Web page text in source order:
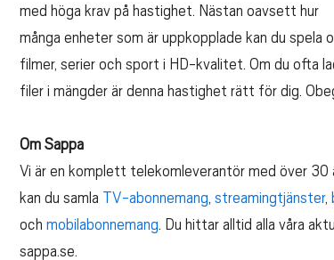
med höga krav på hastighet. Nästan oavsett hur
många enheter som är uppkopplade kan du spela
filmer, serier och sport i HD-kvalitet. Om du ofta
filer i mängder är denna hastighet rätt för dig.
Om Sappa
Vi är en komplett telekomleverantör med över 30
kan du samla TV-abonnemang, streamingtjänster,
och mobilabonnemang. Du hittar alltid alla våra
sappa.se.